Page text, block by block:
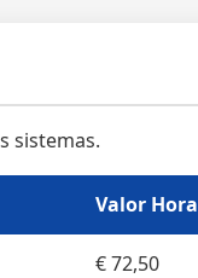
sistemas.
Valor Hora
€ 72,50